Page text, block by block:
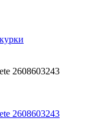
2608603243